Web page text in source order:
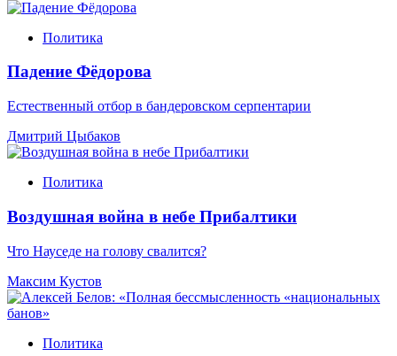
Политика
Падение Фёдорова
Естественный отбор в бандеровском серпентарии
Дмитрий Цыбаков
Политика
Воздушная война в небе Прибалтики
Что Науседе на голову свалится?
Максим Кустов
Политика